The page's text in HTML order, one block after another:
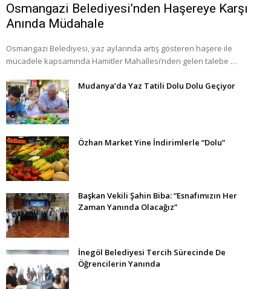
Osmangazi Belediyesi’nden Haşereye Karşı
Anında Müdahale
Osmangazi Belediyesi, yaz aylarında artış gösteren haşere ile
mücadele kapsamında Hamitler Mahallesi’nden gelen talebe …
Mudanya’da Yaz Tatili Dolu Dolu Geçiyor
Özhan Market Yine İndirimlerle “Dolu”
Başkan Vekili Şahin Biba: “Esnafımızın Her
Zaman Yanında Olacağız”
İnegöl Belediyesi Tercih Sürecinde De
Öğrencilerin Yanında